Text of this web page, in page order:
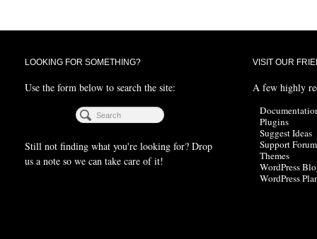
LOOKING FOR SOMETHING?
Use the form below to search the site:
Still not finding what you're looking for? Drop
us a note so we can take care of it!
VISIT OUR
A few highly
Plugins
Suggest Ideas
Support Forum
Themes
WordPress
WordPress